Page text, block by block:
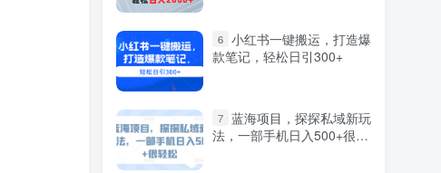
6 小红书一键搬运，打造爆
款笔记，轻松日引300+
7 蓝海项目，探探私域新玩
法，一部手机日入500+很轻